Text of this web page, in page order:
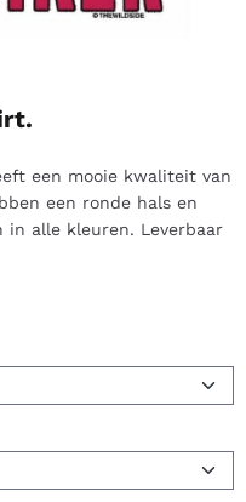
een mooie kwaliteit van
een ronde hals en
alle kleuren. Leverbaar